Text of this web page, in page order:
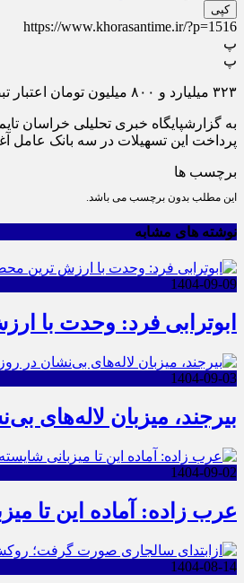
کپی
https://www.khorasantime.ir/?p=1516
پ
پ
۳۲۳ میلیارد و ۸۰۰ میلیون تومان اعتبار تبصره ۱۸ سال ۱۴۰۲ برای پرداخت تسهیلات بخش کشاورزی خراسان جنوبی تخصیص یافت.
پرداخت این تسهیلات در سه بانک عامل
برچسب ها
این مطلب بدون برچسب می باشد.
نوشته های مشابه
1404-09-09
ابوترابی فرد: وحدت با
1404-09-03
بیرجند، میزبان لاله‌های
1404-09-02
عرب زاده: آماده این تا
1404-08-14